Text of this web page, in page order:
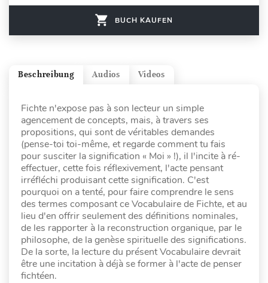
BUCH KAUFEN
Videos
Audios
Beschreibung
Fichte n'expose pas à son lecteur un simple
agencement de concepts, mais, à travers ses
propositions, qui sont de véritables demandes
(pense-toi toi-même, et regarde comment tu fais
pour susciter la signification « Moi » !), il l'incite à ré-
effectuer, cette fois réflexivement, l'acte pensant
irréfléchi produisant cette signification. C'est
pourquoi on a tenté, pour faire comprendre le sens
des termes composant ce Vocabulaire de Fichte, et au
lieu d'en offrir seulement des définitions nominales,
de les rapporter à la reconstruction organique, par le
philosophe, de la genèse spirituelle des significations.
De la sorte, la lecture du présent Vocabulaire devrait
être une incitation à déjà se former à l'acte de penser
fichtéen.